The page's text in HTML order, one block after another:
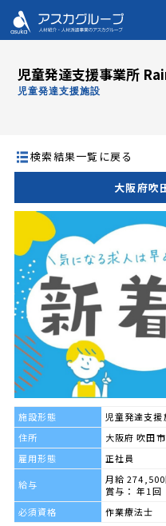
児童発達支援事業所
児童発達支援施設
検索結果一覧に戻る
大阪府吹
施設形態
児童発達支援
住所
大阪府 吹田
雇用形態
正社員
給与
月給
賞与： 年1回
必須資格
作業療法士